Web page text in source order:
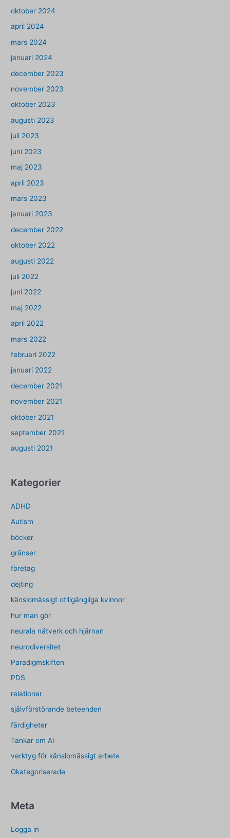
oktober 2024
april 2024
mars 2024
januari 2024
december 2023
november 2023
oktober 2023
augusti 2023
juli 2023
juni 2023
maj 2023
april 2023
mars 2023
januari 2023
december 2022
oktober 2022
augusti 2022
juli 2022
juni 2022
maj 2022
april 2022
mars 2022
februari 2022
januari 2022
december 2021
november 2021
oktober 2021
september 2021
augusti 2021
Kategorier
ADHD
Autism
böcker
gränser
företag
dejting
känslomässigt otillgängliga kvinnor
hur man gör
neurala nätverk och hjärnan
neurodiversitet
Paradigmskiften
PDS
relationer
självförstörande beteenden
färdigheter
Tankar om AI
verktyg för känslomässigt arbete
Okategoriserade
Meta
Logga in